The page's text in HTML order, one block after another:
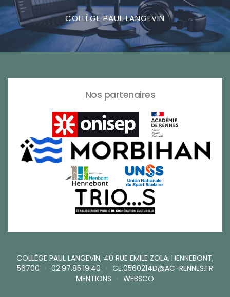
COLLÈGE PAUL LANGEVIN
Nos partenaires
COLLÈGE PAUL LANGEVIN, 40 RUE EMILE ZOLA, HENNEBONT,
56700 • 02.97.85.19.40 • CE.0560214D@AC-RENNES.FR
MENTIONS • WEBSCO